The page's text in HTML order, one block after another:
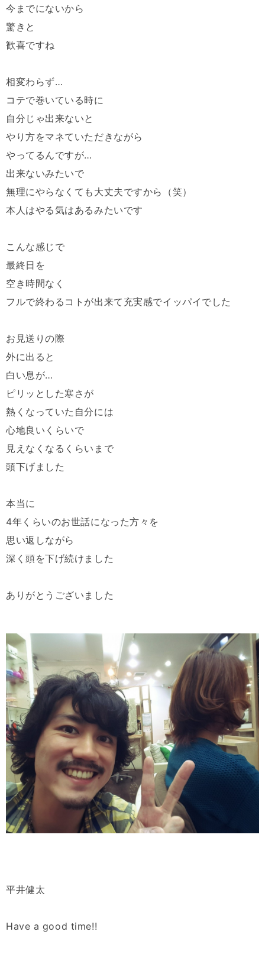
今までにないから
驚きと
歓喜ですね
相変わらず…
コテで巻いている時に
自分じゃ出来ないと
やり方をマネていただきながら
やってるんですが…
出来ないみたいで
無理にやらなくても大丈夫ですから（笑）
本人はやる気はあるみたいです
こんな感じで
最終日を
空き時間なく
フルで終わるコトが出来て充実感でイッパイでした
お見送りの際
外に出ると
白い息が…
ピリッとした寒さが
熱くなっていた自分には
心地良いくらいで
見えなくなるくらいまで
頭下げました
本当に
4年くらいのお世話になった方々を
思い返しながら
深く頭を下げ続けました
ありがとうございました
平井健太
Have a good time!!